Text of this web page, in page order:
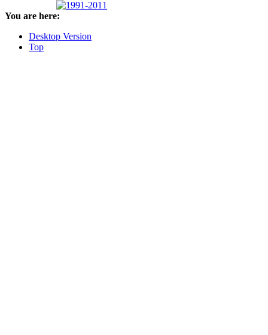
You are here:
Desktop Version
Top